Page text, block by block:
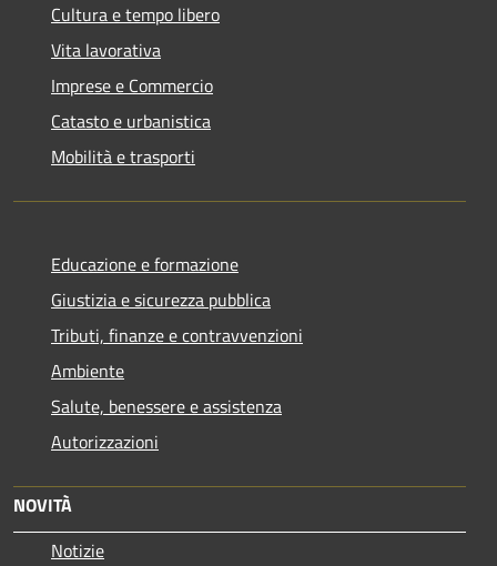
Cultura e tempo libero
Vita lavorativa
Imprese e Commercio
Catasto e urbanistica
Mobilità e trasporti
Educazione e formazione
Giustizia e sicurezza pubblica
Tributi, finanze e contravvenzioni
Ambiente
Salute, benessere e assistenza
Autorizzazioni
NOVITÀ
Notizie